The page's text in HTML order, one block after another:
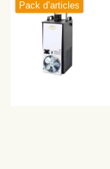
Pack d’articles